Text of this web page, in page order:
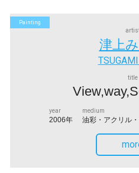
Painting
津上
title
year
2006年
medium
油彩・アクリル